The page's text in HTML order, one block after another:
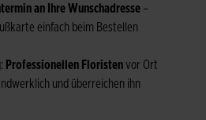
an Ihre Wunschadresse –
einfach beim Bestellen
Professionellen Floristenvor Ort
und überreichen ihn